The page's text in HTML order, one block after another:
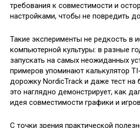
требования к совместимости и
настройками, чтобы не повредить
Такие эксперименты не редкость в
компьютерной культуры: в разные
запускать на самых неожиданных
примеров упоминают калькулятор
дорожку NordicTrack и даже тест на
это наглядно демонстрирует, как
идея совместимости графики и
С точки зрения практической